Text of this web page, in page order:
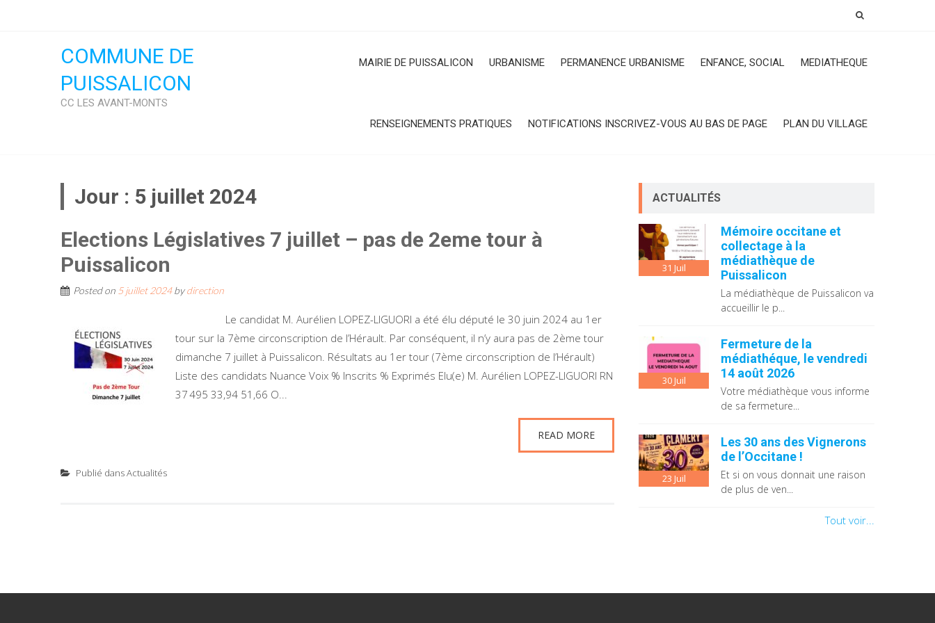
COMMUNE DE
PUISSALICON
CC LES AVANT-MONTS
MAIRIE DE PUISSALICON URBANISME PERMANENCE URBANISME ENFANCE, SOCIAL MEDIATHEQUE
RENSEIGNEMENTS PRATIQUES NOTIFICATIONS INSCRIVEZ-VOUS AU BAS DE PAGE PLAN DU VILLAGE
Jour : 5 juillet 2024
Elections Législatives 7 juillet – pas de 2eme tour à
Puissalicon
Posted on 5 juillet 2024bydirection
Le candidat M. Aurélien LOPEZ-LIGUORI a été élu député le 30 juin 2024 au 1er
tour sur la 7ème circonscription de l’Hérault. Par conséquent, il n’y aura pas de 2ème tour
dimanche 7 juillet à Puissalicon. Résultats au 1er tour (7ème circonscription de l’Hérault)
Liste des candidats Nuance Voix % Inscrits % Exprimés Elu(e) M. Aurélien LOPEZ-LIGUORI RN
37 495 33,94 51,66 O...
READ MORE
Publié dansActualités
ACTUALITÉS
31 Juil
Mémoire occitane et
collectage à la
médiathèque de
Puissalicon
La médiathèque de Puissalicon va
accueillir le p...
30Juil
Fermeture de la
médiathéque, le vendredi
14 août 2026
Votre médiathèque vous informe
de sa fermeture...
23 Juil
Les 30 ans des Vignerons
de l’Occitane !
Et si on vous donnait une raison
de plus de ven...
Tout voir...